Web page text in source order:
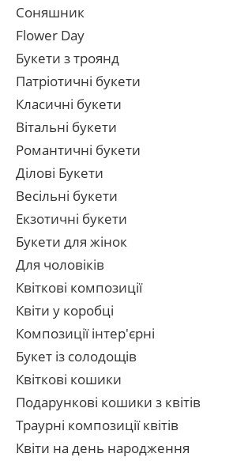
Соняшник
Flower Day
Букети з троянд
Патріотичні букети
Класичні букети
Вітальні букети
Романтичні букети
Ділові Букети
Весільні букети
Екзотичні букети
Букети для жінок
Для чоловіків
Квіткові композиції
Квіти у коробці
Композиції інтер'єрні
Букет із солодощів
Квіткові кошики
Подарункові кошики з квітів
Траурні композиції квітів
Квіти на день народження